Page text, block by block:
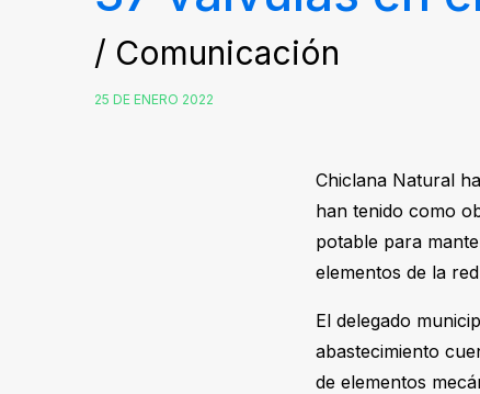
/ Comunicación
25 DE ENERO 2022
Chiclana Natural
han tenido como
potable para
elementos de la
El delegado
abastecimiento
de elementos